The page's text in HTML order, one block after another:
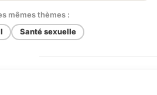
mêmes thèmes :
Santé sexuelle